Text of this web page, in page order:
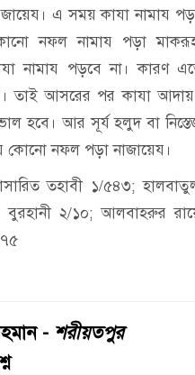
এ সময় কাযা নামায
নফল নামায পড়া
নামায পড়বে না। কারণ
তাই আসরের পর কাযা
হবে। আর সূর্য হলুদ বা
কোনো নফল পড়া নাজায়েয।
তহাবী ১/৫৪৩;
২/১০; আলবাহরুর
- শরীয়তপুর